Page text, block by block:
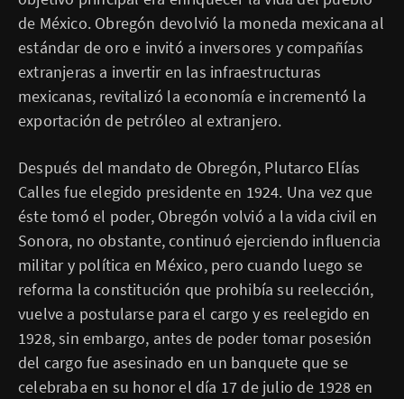
de México. Obregón devolvió la moneda mexicana al
estándar de oro e invitó a inversores y compañías
extranjeras a invertir en las infraestructuras
mexicanas, revitalizó la economía e incrementó la
exportación de petróleo al extranjero.
Después del mandato de Obregón, Plutarco Elías
Calles fue elegido presidente en 1924. Una vez que
éste tomó el poder, Obregón volvió a la vida civil en
Sonora, no obstante, continuó ejerciendo influencia
militar y política en México, pero cuando luego se
reforma la constitución que prohibía su reelección,
vuelve a postularse para el cargo y es reelegido en
1928, sin embargo, antes de poder tomar posesión
del cargo fue asesinado en un banquete que se
celebraba en su honor el día 17 de julio de 1928 en